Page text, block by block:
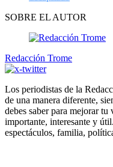
SOBRE EL AUTOR
Redacción Trome
Los periodistas de la
de una manera diferente,
debes saber para mejorar
importante, interesante y
espectáculos, familia,